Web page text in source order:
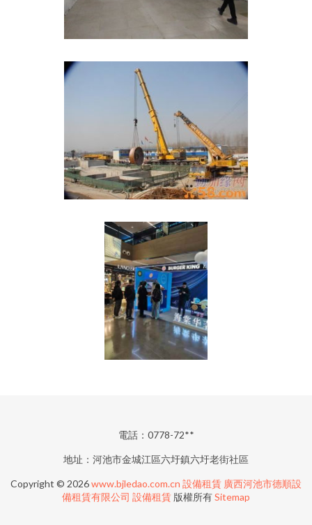
電話：0778-72**
地址：河池市金城江區六圩鎮六圩老街社區
Copyright © 2026www.bjledao.com.cn 設備租賃 廣西河池市德順設
備租賃有限公司 設備租賃 版權所有Sitemap